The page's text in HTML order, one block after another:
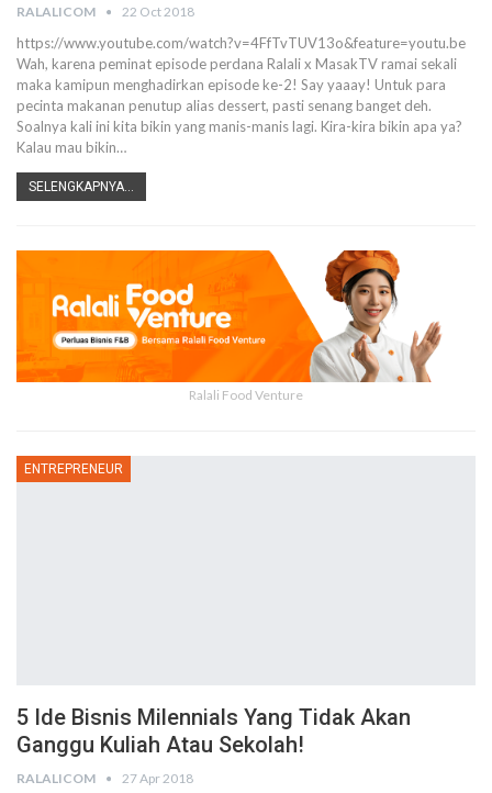
RALALICOM 22 Oct 2018
https://www.youtube.com/watch?v=4FfTvTUV13o&feature=youtu.be
Wah, karena peminat episode perdana Ralali x MasakTV ramai sekali
maka kamipun menghadirkan episode ke-2! Say yaaay! Untuk para
pecinta makanan penutup alias dessert, pasti senang banget deh.
Soalnya kali ini kita bikin yang manis-manis lagi. Kira-kira bikin apa ya?
Kalau mau bikin…
SELENGKAPNYA...
Ralali Food Venture
ENTREPRENEUR
5 Ide Bisnis Milennials Yang Tidak Akan
Ganggu Kuliah Atau Sekolah!
RALALICOM 27 Apr 2018